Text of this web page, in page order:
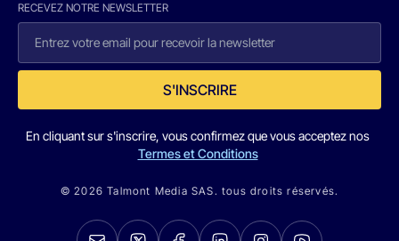
RECEVEZ NOTRE NEWSLETTER
S'INSCRIRE
En cliquant sur s'inscrire, vous confirmez que vous acceptez nos
Termes et Conditions
© 2026 Talmont Media SAS. tous droits réservés.